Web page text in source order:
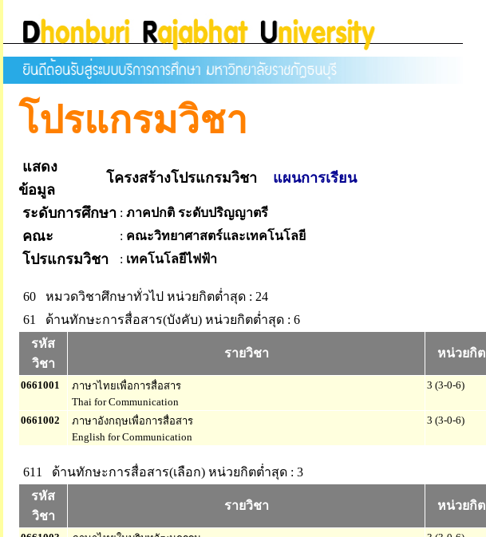
โปรแกรมวิชา
แสดง
ข้อมูล
โครงสร้างโปรแกรมวิชา แผนการเรียน
ระดับการศึกษา : ภาคปกติ ระดับปริญญาตรี
คณะ : คณะวิทยาศาสตร์และเทคโนโลยี
โปรแกรมวิชา : เทคโนโลยีไฟฟ้า
60 หมวดวิชาศึกษาทั่วไป หน่วยกิตต่ำสุด : 24
61 ด้านทักษะการสื่อสาร(บังคับ) หน่วยกิตต่ำสุด : 6
รหัส
วิชา
รายวิชา หน่วยกิต
0661001
ภาษาไทยเพื่อการสื่อสาร
Thai for Communication
3 (3-0-6)
0661002
ภาษาอังกฤษเพื่อการสื่อสาร
English for Communication
3 (3-0-6)
611 ด้านทักษะการสื่อสาร(เลือก) หน่วยกิตต่ำสุด : 3
รหัส
วิชา
รายวิชา หน่วยกิต